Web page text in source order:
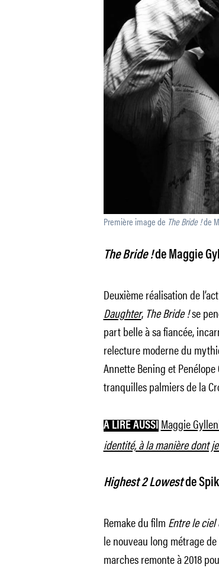
Première image de The Bride !de
The Bride !de Maggie
Deuxième réalisation de
Daughter, The Bride !se
part belle à sa fiancée,
relecture moderne du
Annette Bening et
tranquilles palmiers de la
A LIRE AUSSI Maggie
identité, à la manière dont
Highest 2 Lowestde
Remake du film Entre le ciel
le nouveau long métrage de
marches remonte à 2018